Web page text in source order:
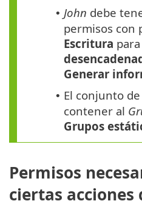
• John debe
permisos con
Escritura para
Generar
• El conjunto
contener al
Grupos
Permisos
ciertas acciones